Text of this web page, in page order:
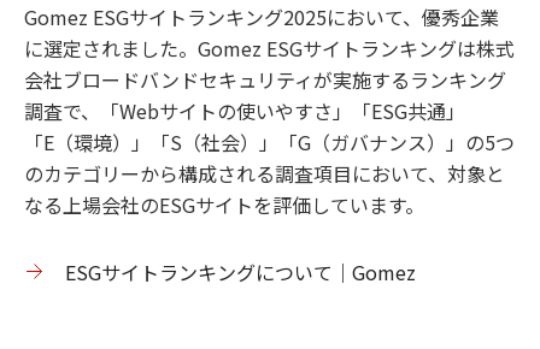
Gomez ESGサイトランキング2025において、優秀企業
に選定されました。Gomez ESGサイトランキングは株式
会社ブロードバンドセキュリティが実施するランキング
調査で、「Webサイトの使いやすさ」「ESG共通」
「E（環境）」「S（社会）」「G（ガバナンス）」の5つ
のカテゴリーから構成される調査項目において、対象と
なる上場会社のESGサイトを評価しています。
ESGサイトランキングについて｜Gomez